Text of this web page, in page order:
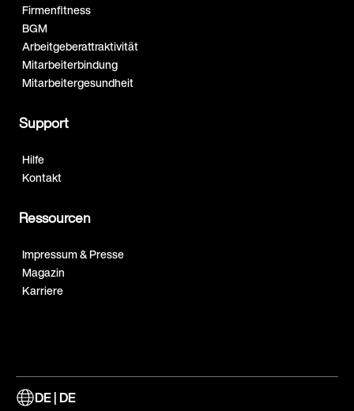
Firmenfitness
BGM
Arbeitgeberattraktivität
Mitarbeiterbindung
Mitarbeitergesundheit
Support
Hilfe
Kontakt
Ressourcen
Impressum & Presse
Magazin
Karriere
DE | DE